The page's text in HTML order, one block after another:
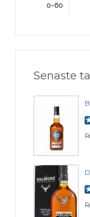
0-60
Senaste